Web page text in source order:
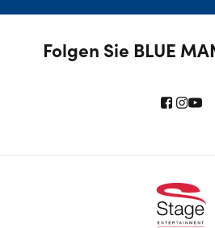
Folgen Sie BLUE